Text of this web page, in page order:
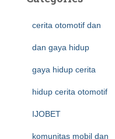
cerita otomotif dan
dan gaya hidup
gaya hidup cerita
hidup cerita otomotif
IJOBET
komunitas mobil dan